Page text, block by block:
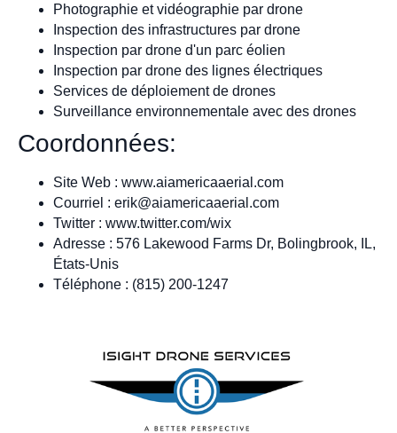
Photographie et vidéographie par drone
Inspection des infrastructures par drone
Inspection par drone d'un parc éolien
Inspection par drone des lignes électriques
Services de déploiement de drones
Surveillance environnementale avec des drones
Coordonnées:
Site Web : www.aiamericaaerial.com
Courriel : erik@aiamericaaerial.com
Twitter : www.twitter.com/wix
Adresse : 576 Lakewood Farms Dr, Bolingbrook, IL,
États-Unis
Téléphone : (815) 200-1247